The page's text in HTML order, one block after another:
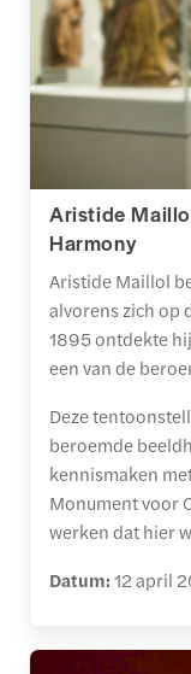
Aristide
Harmony
Aristide Maillol
alvorens zich op
1895 ontdekte
een van de
Deze
beroemde
kennismaken
Monument voor
werken dat hier
Datum:12 april